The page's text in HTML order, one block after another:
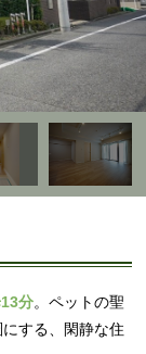
分。ペットの聖
する、閑静な住